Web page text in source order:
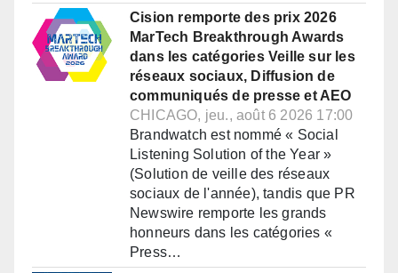
Cision remporte des prix 2026
MarTech Breakthrough Awards
dans les catégories Veille sur les
réseaux sociaux, Diffusion de
communiqués de presse et AEO
CHICAGO, jeu., août 6 2026 17:00
Brandwatch est nommé « Social
Listening Solution of the Year »
(Solution de veille des réseaux
sociaux de l'année), tandis que PR
Newswire remporte les grands
honneurs dans les catégories «
Press…